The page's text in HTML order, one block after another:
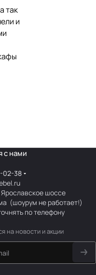
так
и
с нами
02-38
шоссе
(шоурум не работает!)
по телефону
на новости и акции